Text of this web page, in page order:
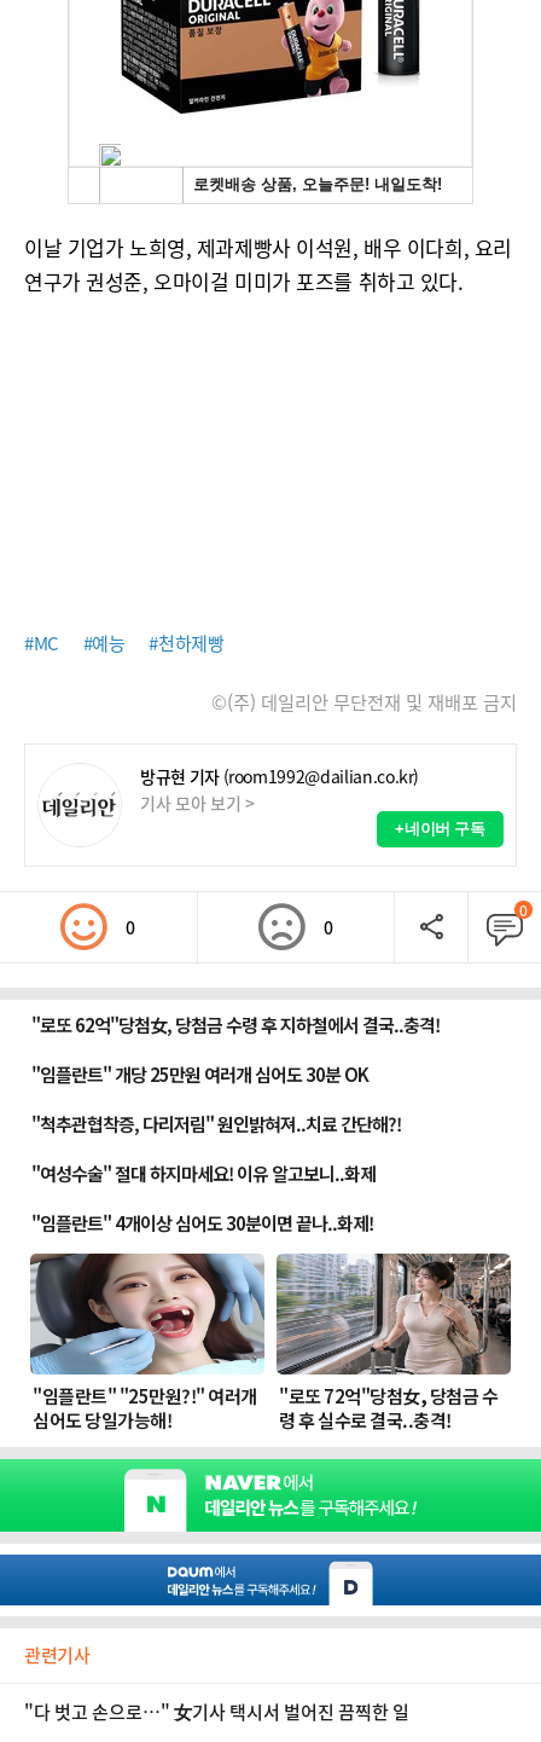
이날 기업가 노희영, 제과제빵사 이석원, 배우 이다희, 요리
연구가 권성준, 오마이걸 미미가 포즈를 취하고 있다.
#MC #예능 #천하제빵
©(주) 데일리안 무단전재 및 재배포 금지
방규현 기자 (room1992@dailian.co.kr)
기사 모아 보기 >
+네이버 구독
0 0
0
관련기사
"다 벗고 손으로…" 女기사 택시서 벌어진 끔찍한 일